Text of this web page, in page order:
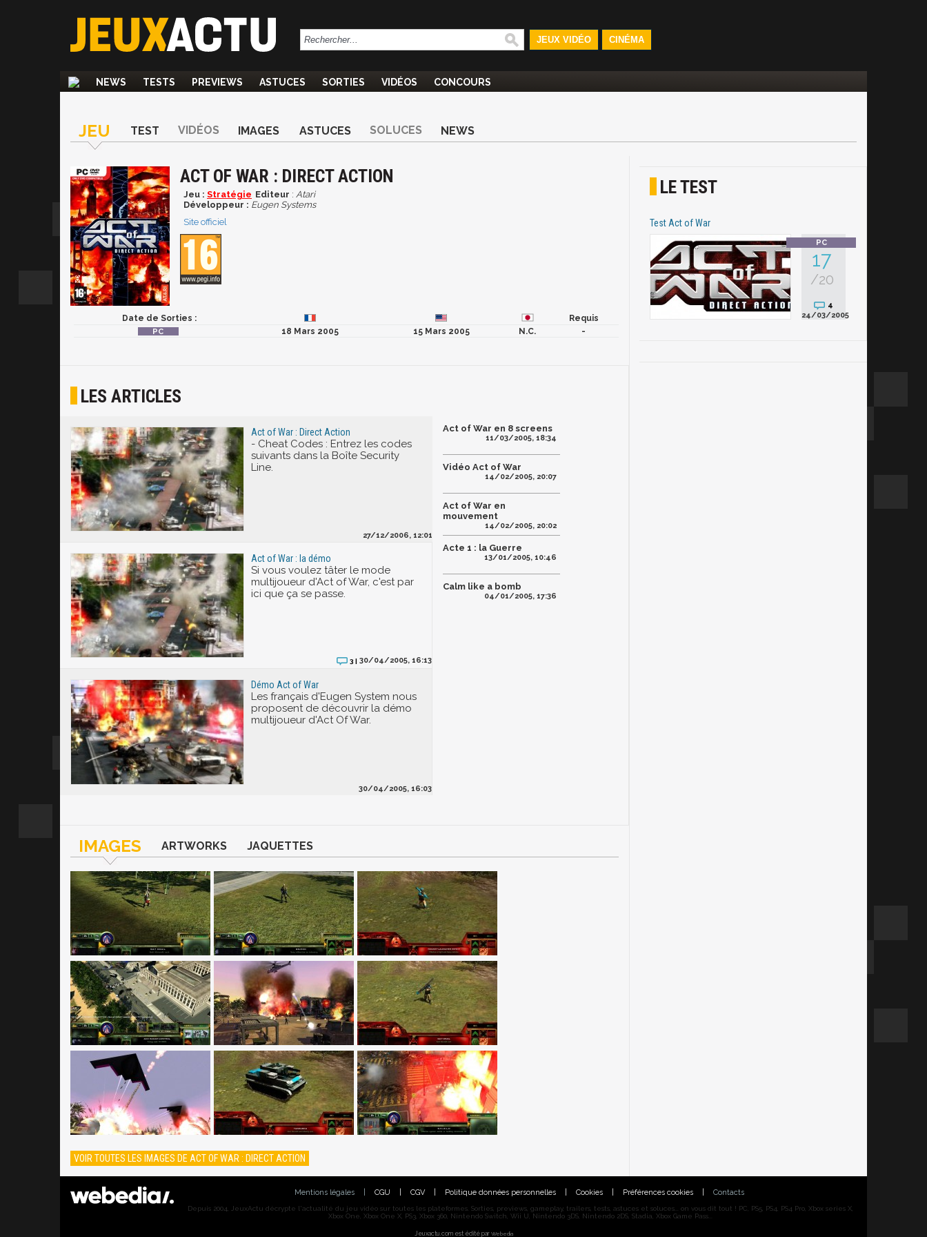
JEUX VIDÉO CINÉMA
NEWS TESTS PREVIEWS ASTUCES SORTIES VIDÉOS CONCOURS
JEU TEST VIDÉOS IMAGES ASTUCES SOLUCES NEWS
ACT OF WAR : DIRECT ACTION
Jeu : Stratégie Editeur : Atari
Développeur : Eugen Systems
Site officiel
Date de Sorties :
Requis
18 Mars 2005
15 Mars 2005 N.C. -
LES ARTICLES
Act of War : Direct Action
- Cheat Codes : Entrez les codes
suivants dans la Boîte Security
Line.
27/12/2006, 12:01
Act of War : la démo
Si vous voulez tâter le mode
multijoueur d'Act of War, c'est par
ici que ça se passe.
3 | 30/04/2005, 16:13
Démo Act of War
Les français d'Eugen System nous
proposent de découvrir la démo
multijoueur d'Act Of War.
30/04/2005, 16:03
Act of War en 8 screens
11/03/2005, 18:34
Vidéo Act of War
14/02/2005, 20:07
Act of War en
mouvement
14/02/2005, 20:02
Acte 1 : la Guerre
13/01/2005, 10:46
Calm like a bomb
04/01/2005, 17:36
IMAGES ARTWORKS JAQUETTES
VOIR TOUTES LES IMAGES DE ACT OF WAR : DIRECT ACTION
LE TEST
Test Act of War
17
/20
4
24/03/2005
Mentions légales CGU CGV Politique données personnelles Cookies Préférences cookies Contacts
Depuis 2004, JeuxActu décrypte l'actualité du jeu vidéo sur toutes les plateformes. Sorties, previews, gameplay, trailers, tests, astuces et soluces... on vous dit tout ! PC, PS5, PS4, PS4 Pro, Xbox series X,
Xbox One, Xbox One X, PS3, Xbox 360, Nintendo Switch, Wii U, Nintendo 3DS, Nintendo 2DS, Stadia, Xbox Game Pass...
Jeuxactu.com est édité par Webedia